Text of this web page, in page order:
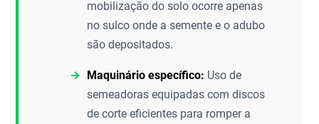
mobilização do solo ocorre apenas
no sulco onde a semente e o adubo
são depositados.
Maquinário específico: Uso de
semeadoras equipadas com discos
de corte eficientes para romper a